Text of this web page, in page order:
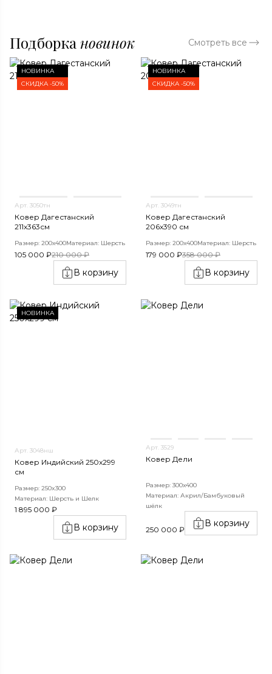
Подборка новинок Смотреть все
НОВИНКА
СКИДКА -50%
Арт. 3050тн
Ковер Дагестанский
211x363см
Размер: 200х400Материал: Шерсть
105 000 ₽210 000 ₽
В корзину
НОВИНКА
СКИДКА -50%
Арт. 3049тн
Ковер Дагестанский
206x390 см
Размер: 200х400Материал: Шерсть
179 000 ₽358 000 ₽
В корзину
НОВИНКА
Арт. 3048нш
Ковер Индийский 250x299
см
Размер: 250x300
Материал: Шерсть и Шелк
1 895 000 ₽
В корзину
Арт. 3529
Ковер Дели
Размер: 300х400
Материал: Акрил/Бамбуковый
шёлк
250 000 ₽
В корзину